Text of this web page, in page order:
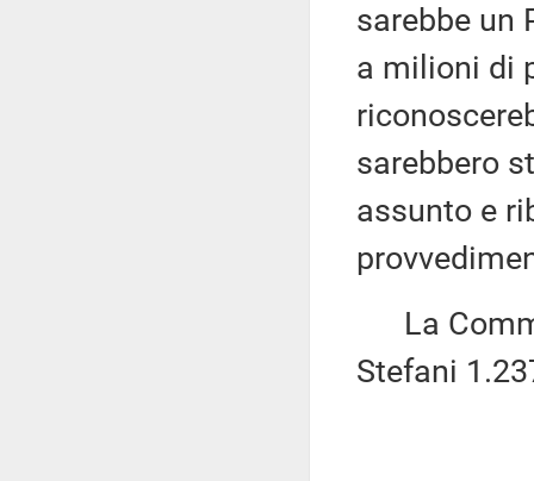
sarebbe un
a milioni di
sarebbero
assunto e
La
Stefani